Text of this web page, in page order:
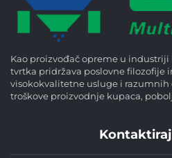
Kao proizvođač opreme u industriji
tvrtka pridržava poslovne filozofije
visokokvalitetne usluge i
troškove proizvodnje kupaca,